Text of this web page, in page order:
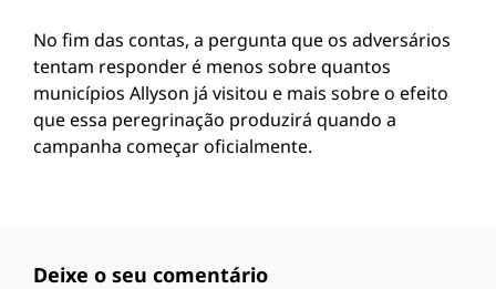
No fim das contas, a pergunta que os adversários
tentam responder é menos sobre quantos
municípios Allyson já visitou e mais sobre o efeito
que essa peregrinação produzirá quando a
campanha começar oficialmente.
Deixe o seu comentário